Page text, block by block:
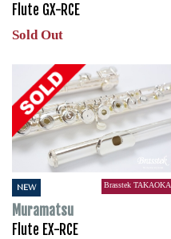
Flute GX-RCE
Sold Out
NEW Brasstek TAKAOKA
Muramatsu
Flute EX-RCE